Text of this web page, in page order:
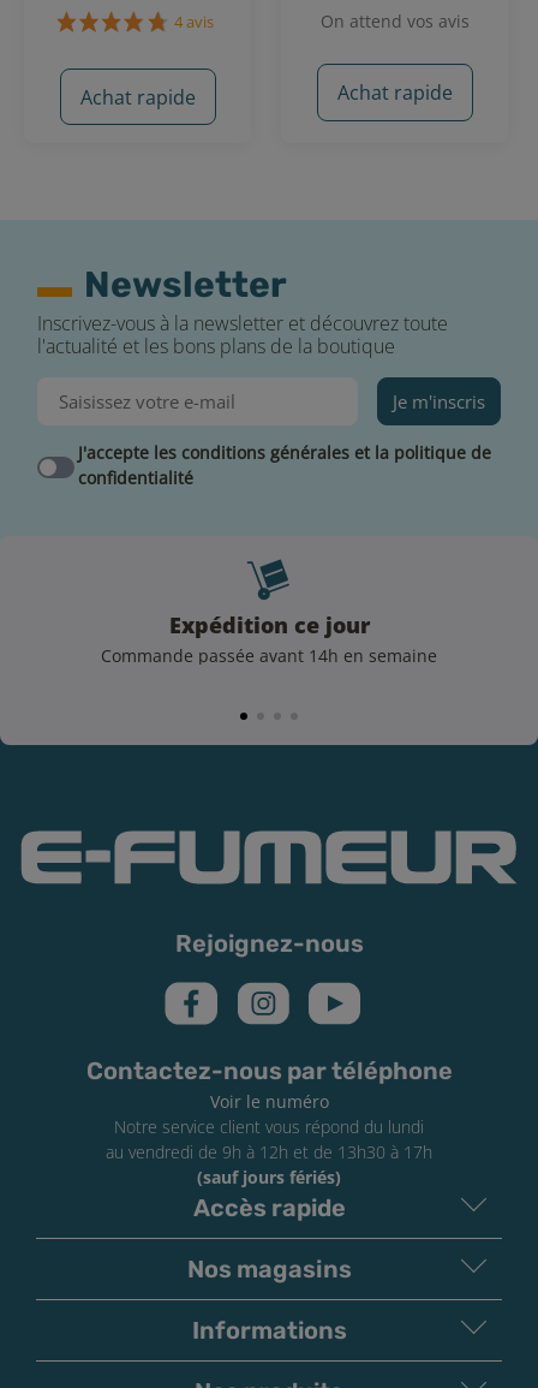
Achat rapide
On attend vos avis
Achat rapide
Newsletter
Inscrivez-vous à la newsletter et découvrez toute
l'actualité et les bons plans de la boutique
Je m'inscris
J'accepte les conditions générales et la politique de
confidentialité
Expédition ce jour
Commande passée avant 14h en semaine
Rejoignez-nous
Contactez-nous par téléphone
Voir le numéro
Notre service client vous répond du lundi
au vendredi de 9h à 12h et de 13h30 à 17h
(sauf jours fériés)
Accès rapide
Nos magasins
Informations